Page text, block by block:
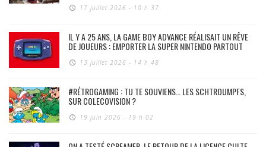
17 juillet 2026 - 10 h 37
IL Y A 25 ANS, LA GAME BOY ADVANCE RÉALISAIT UN RÊVE
DE JOUEURS : EMPORTER LA SUPER NINTENDO PARTOUT
13 juillet 2026 - 14 h 48
#RÉTROGAMING : TU TE SOUVIENS… LES SCHTROUMPFS,
SUR COLECOVISION ?
19 juin 2026 - 19 h 02